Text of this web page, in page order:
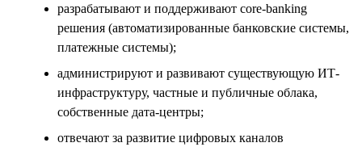
разрабатывают и поддерживают core-banking
решения (автоматизированные банковские системы,
платежные системы);
администрируют и развивают существующую ИТ-
инфраструктуру, частные и публичные облака,
собственные дата-центры;
отвечают за развитие цифровых каналов